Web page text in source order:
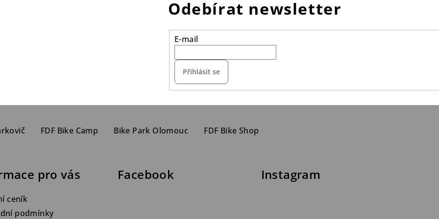
Odebírat newsletter
E-mail
Přihlásit se
FDF Bike Camp Bike Park Olomouc FDF Bike Shop
pro vás
ceník
podmínky
Facebook Instagram